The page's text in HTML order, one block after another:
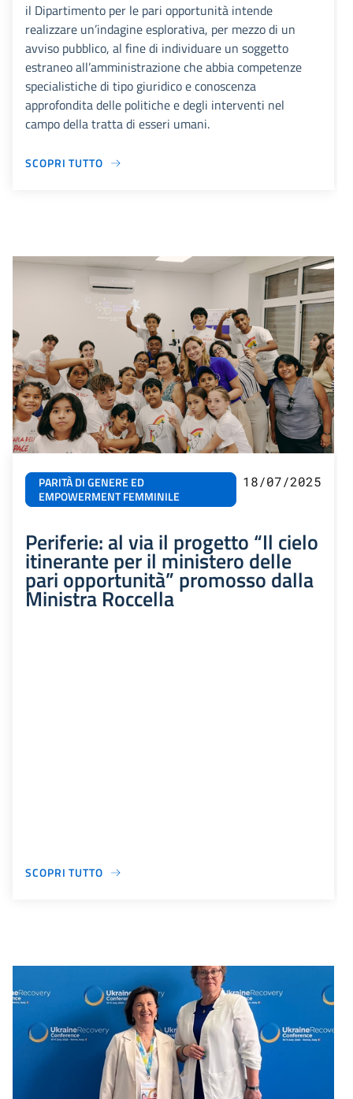
il Dipartimento per le pari opportunità intende
realizzare un’indagine esplorativa, per mezzo di un
avviso pubblico, al fine di individuare un soggetto
estraneo all’amministrazione che abbia competenze
specialistiche di tipo giuridico e conoscenza
approfondita delle politiche e degli interventi nel
campo della tratta di esseri umani.
SCOPRI TUTTO
PARITÀ DI GENERE ED
EMPOWERMENT FEMMINILE
18/07/2025
Periferie: al via il progetto “Il cielo
itinerante per il ministero delle
pari opportunità” promosso dalla
Ministra Roccella
SCOPRI TUTTO